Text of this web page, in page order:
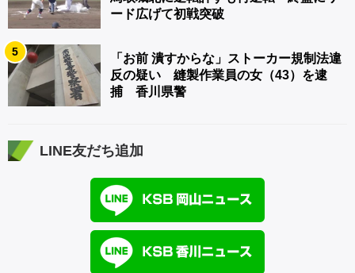
ード広げて初戦突破
5
「お前 潰すからな」ストーカー規制法違
反の疑い 縫製作業員の女（43）を逮
捕 香川県警
LINE友だち追加